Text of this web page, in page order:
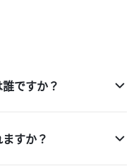
ですか？
すか？